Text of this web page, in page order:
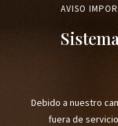
AVISO
Debido a nuestro
fuera de